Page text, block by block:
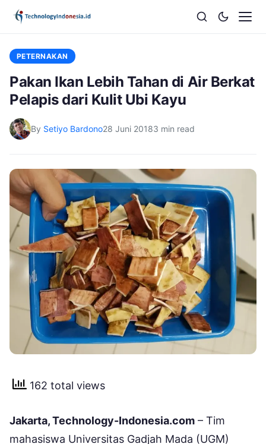
PETERNAKAN
Pakan Ikan Lebih Tahan di Air Berkat
Pelapis dari Kulit Ubi Kayu
By Setiyo Bardono28 Juni 20183 min read
162 total views
Jakarta, Technology-Indonesia.com – Tim
mahasiswa Universitas Gadjah Mada (UGM)